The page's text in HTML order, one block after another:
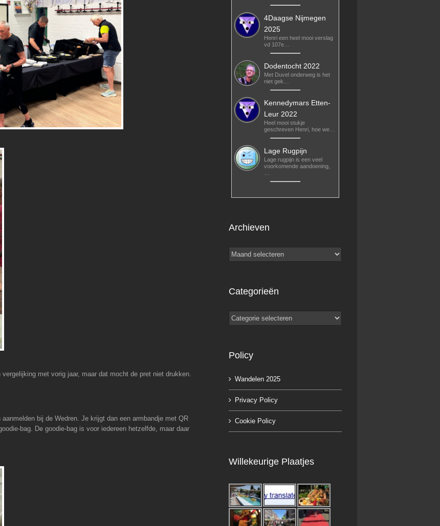
met vorig jaar, maar dat mocht de pret niet drukken.
bij de Wedren. Je krijgt dan een armbandje met QR
bag. De goodie-bag is voor iedereen hetzelfde, maar daar
4Daagse Nijmegen
2025
Henri een heel mooi verslag
vd 107e…
Dodentocht 2022
Met Duvel onderweg is het
niet gek…
Kennedymars Etten-
Leur 2022
Heel mooi stukje
geschreven Henri, hoe we…
Lage Rugpijn
Lage rugpijn is een veel
voorkomende aandoening,
Archieven
Archieven
Categorieën
Categorieën
Policy
Wandelen 2025
Privacy Policy
Cookie Policy
Willekeurige Plaatjes